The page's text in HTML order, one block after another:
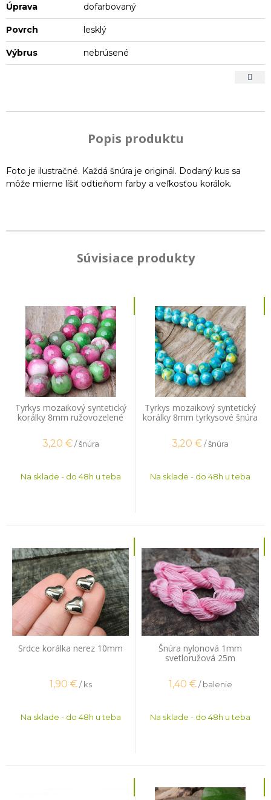
Úprava dofarbovaný
Povrch lesklý
Výbrus nebrúsené
Popis produktu
Foto je ilustračné. Každá šnúra je originál. Dodaný kus sa
môže mierne líšiť odtieňom farby a veľkosťou korálok.
Súvisiace produkty
Tyrkys mozaikový syntetický
korálky 8mm ružovozelené
3,20 € / šnúra
Na sklade - do 48h u teba
Tyrkys mozaikový syntetický
korálky 8mm tyrkysové šnúra
3,20 €/ šnúra
Na sklade - do 48h u teba
Srdce korálka nerez 10mm
1,90 € / ks
Na sklade - do 48h u teba
Šnúra nylonová 1mm
svetloružová 25m
1,40 € / balenie
Na sklade - do 48h u teba